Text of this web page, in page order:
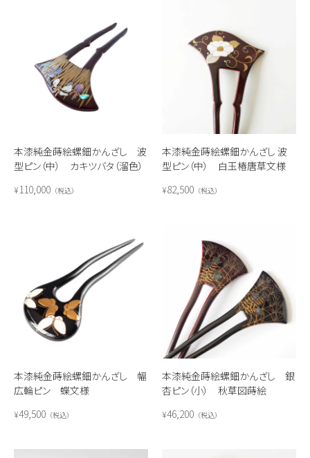
本漆純金蒔絵螺鈿かんざし 波
型ピン（中） カキツバタ（溜色）
¥110,000 税込
本漆純金蒔絵螺鈿かんざし 波
型ピン（中） 白玉椿唐草文様
¥82,500 税込
本漆純金蒔絵螺鈿かんざし 幅
広輪ピン 蝶文様
¥49,500 税込
本漆純金蒔絵螺鈿かんざし 銀
杏ピン（小） 秋草図蒔絵
¥46,200 税込